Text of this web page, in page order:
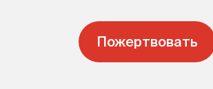
Пожертвовать